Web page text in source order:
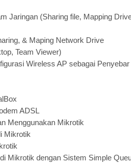
Jaringan (Sharing file, Mapping
& Maping Network Drive
Team Viewer)
Wireless AP sebagai
ADSL
Menggunakan Mikrotik
Mikrotik
Mikrotik dengan Sistem Simple